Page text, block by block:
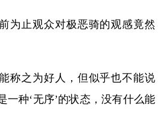
为止观众对极恶骑的观感竟然
称之为好人，但似乎也不能说
一种‘无序’的状态，没有什么能